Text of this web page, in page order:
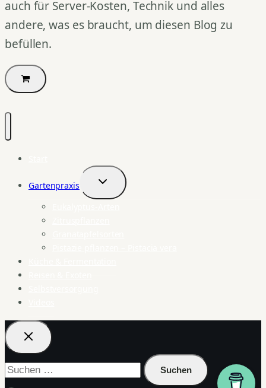
auch für Server-Kosten, Technik und alles
andere, was es braucht, um diesen Blog zu
befüllen.
Gartenpraxis
Untermenü
umschalten
Suchen
nach: